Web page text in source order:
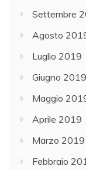
Settembre
Agosto
Luglio 2019
Giugno 2019
Maggio
Aprile 2019
Marzo 2019
Febbraio